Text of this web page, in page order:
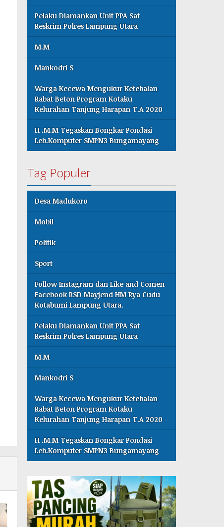
Pelaku Diamankan Unit PPA Sat
Reskrim Polres Lampung Utara
M.M
Mankodri S
Warga Kecewa Mengukur Ketebalan
Rabat Beton Program Kotaku
Kelurahan Tanjung Harapan T.A 2020
H .M.M Tegaskan Bongkar Pondasi
Leb.Komputer SMPN3 Bungamayang
Tag Populer
Desa Madukoro
Mobil
Politik
Sport
Follow Instagram dan Like and Comen
Facebook RSD Mayjend HM Rya Cudu
Kotabumi Lampung Utara.
Pelaku Diamankan Unit PPA Sat
Reskrim Polres Lampung Utara
M.M
Mankodri S
Warga Kecewa Mengukur Ketebalan
Rabat Beton Program Kotaku
Kelurahan Tanjung Harapan T.A 2020
H .M.M Tegaskan Bongkar Pondasi
Leb.Komputer SMPN3 Bungamayang